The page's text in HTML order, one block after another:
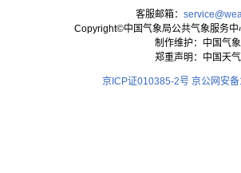
客服邮箱：
Copyright©中国气象局公共气象服务
制作维护：中国气
郑重声明：中国天
京ICP证010385-2号 京公网安